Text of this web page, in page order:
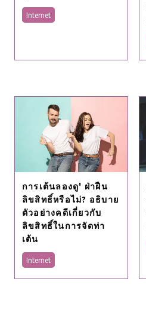
Internet
การเต้นลองดู' ฝ่าฝืน
ลิขสิทธิ์หรือไม่? อธิบาย
ตัวอย่างคดีเกี่ยวกับ
ลิขสิทธิ์ในการจัดท่า
เต้น
Internet